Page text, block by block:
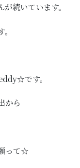
続いています。
です。
から
って☆